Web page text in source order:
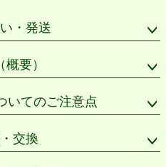
・発送
要）
いてのご注意点
交換